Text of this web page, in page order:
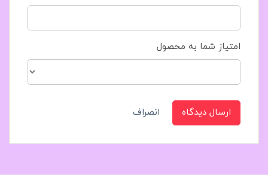
امتیاز شما به محصول
ارسال دیدگاه انصراف